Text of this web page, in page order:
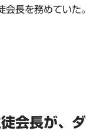
長を務めていた。
会長が、ダ